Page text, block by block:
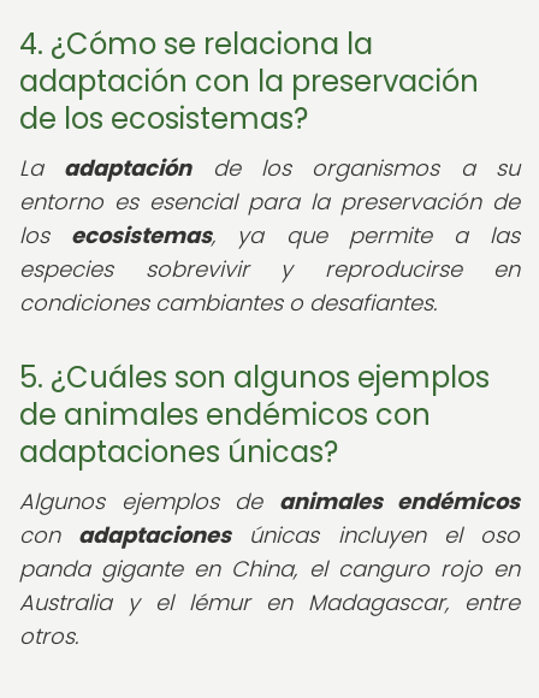
4. ¿Cómo se relaciona la
adaptación con la preservación
de los ecosistemas?
La adaptaciónde los organismos a su
entorno es esencial para la preservación de
los ecosistemas, ya que permite a las
especies sobrevivir y reproducirse en
condiciones cambiantes o desafiantes.
5. ¿Cuáles son algunos ejemplos
de animales endémicos con
adaptaciones únicas?
Algunos ejemplos de animales endémicos
con adaptacionesúnicas incluyen el oso
panda gigante en China, el canguro rojo en
Australia y el lémur en Madagascar, entre
otros.